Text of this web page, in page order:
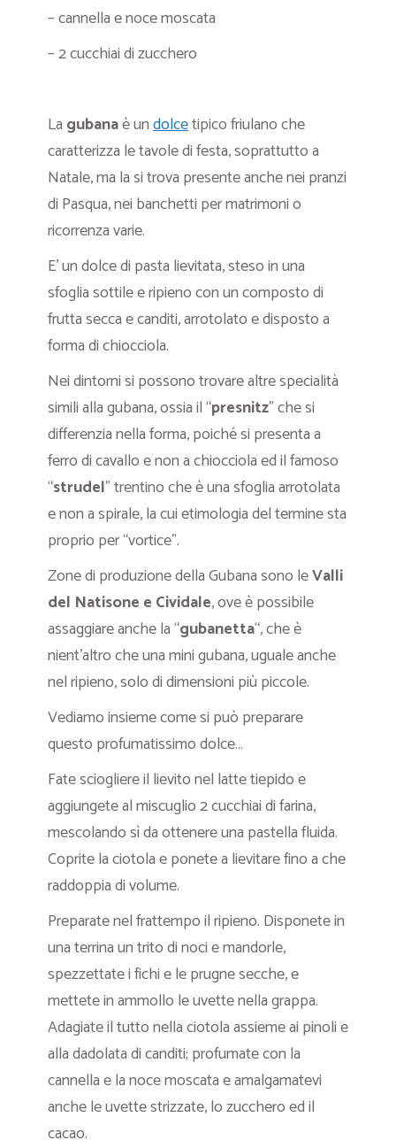
– cannella e noce moscata
– 2 cucchiai di zucchero
La gubanaè undolcetipico friulano che
caratterizza le tavole di festa, soprattutto a
Natale, ma la si trova presente anche nei pranzi
di Pasqua, nei banchetti per matrimoni o
ricorrenza varie.
E’ un dolce di pasta lievitata, steso in una
sfoglia sottile e ripieno con un composto di
frutta secca e canditi, arrotolato e disposto a
forma di chiocciola.
Nei dintorni si possono trovare altre specialità
simili alla gubana, ossia il “presnitz” che si
differenzia nella forma, poiché si presenta a
ferro di cavallo e non a chiocciola ed il famoso
“strudel” trentino che è una sfoglia arrotolata
e non a spirale, la cui etimologia del termine sta
proprio per “vortice”.
Zone di produzione della Gubana sono leValli
del Natisone e Cividale, ove è possibile
assaggiare anche la “gubanetta“, che è
nient’altro che una mini gubana, uguale anche
nel ripieno, solo di dimensioni più piccole.
Vediamo insieme come si può preparare
questo profumatissimo dolce…
Fate sciogliere il lievito nel latte tiepido e
aggiungete al miscuglio 2 cucchiai di farina,
mescolando sì da ottenere una pastella fluida.
Coprite la ciotola e ponete a lievitare fino a che
raddoppia di volume.
Preparate nel frattempo il ripieno. Disponete in
una terrina un trito di noci e mandorle,
spezzettate i fichi e le prugne secche, e
mettete in ammollo le uvette nella grappa.
Adagiate il tutto nella ciotola assieme ai pinoli e
alla dadolata di canditi; profumate con la
cannella e la noce moscata e amalgamatevi
anche le uvette strizzate, lo zucchero ed il
cacao.